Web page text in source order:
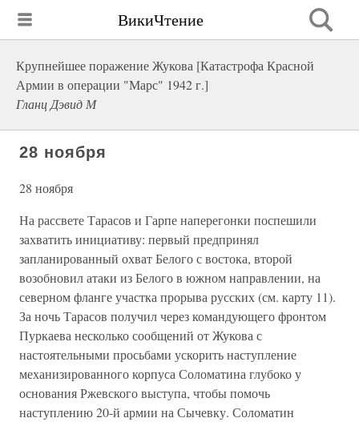
ВикиЧтение
Крупнейшее поражение Жукова [Катастрофа Красной
Армии в операции "Марс" 1942 г.]
Гланц Дэвид М
28 ноября
28 ноября
На рассвете Тарасов и Гарпе наперегонки поспешили
захватить инициативу: первый предпринял
запланированный охват Белого с востока, второй
возобновил атаки из Белого в южном направлении, на
северном фланге участка прорыва русских (см. карту 11).
За ночь Тарасов получил через командующего фронтом
Пуркаева несколько сообщений от Жукова с
настоятельными просьбами ускорить наступление
механизированного корпуса Соломатина глубоко у
основания Ржевского выступа, чтобы помочь
наступлению 20-й армии на Сычевку. Соломатин